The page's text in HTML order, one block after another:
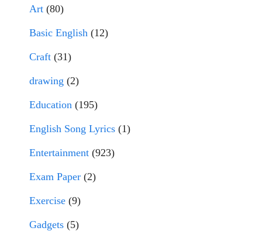
Art (80)
Basic English (12)
Craft (31)
drawing (2)
Education (195)
English Song Lyrics (1)
Entertainment (923)
Exam Paper (2)
Exercise (9)
Gadgets (5)